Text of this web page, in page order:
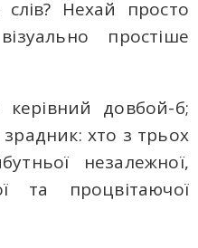
Нехай просто
простіше
довбой-б;
хто з трьох
незалежної,
та процвітаючої